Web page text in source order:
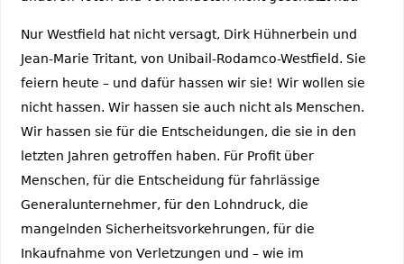
Nur Westfield hat nicht versagt, Dirk Hühnerbein und
Jean-Marie Tritant, von Unibail-Rodamco-Westfield. Sie
feiern heute – und dafür hassen wir sie! Wir wollen sie
nicht hassen. Wir hassen sie auch nicht als Menschen.
Wir hassen sie für die Entscheidungen, die sie in den
letzten Jahren getroffen haben. Für Profit über
Menschen, für die Entscheidung für fahrlässige
Generalunternehmer, für den Lohndruck, die
mangelnden Sicherheitsvorkehrungen, für die
Inkaufnahme von Verletzungen und – wie im